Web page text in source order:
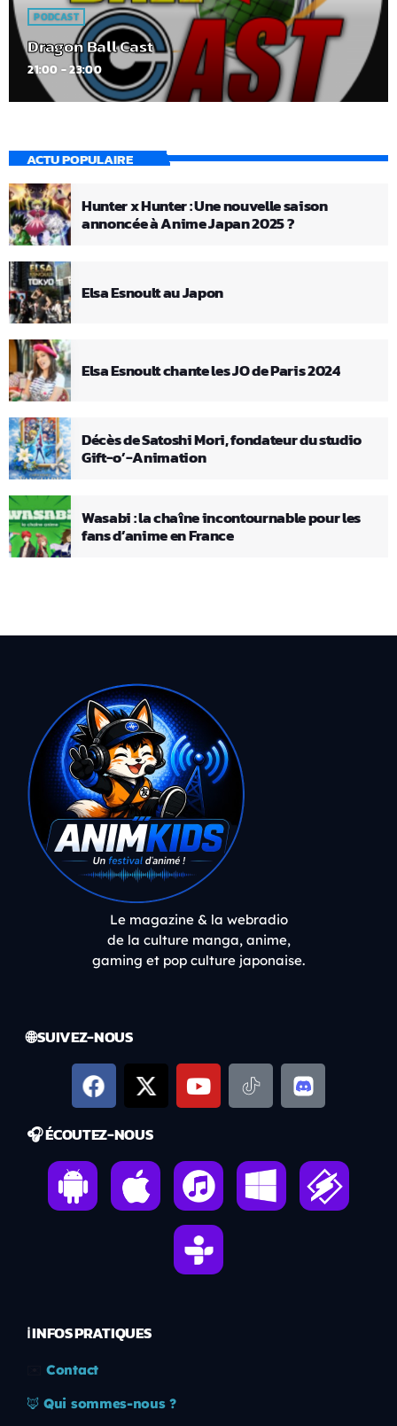
PODCAST
Dragon Ball Cast
21:00 - 23:00
ACTU POPULAIRE
Hunter x Hunter : Une nouvelle saison
annoncée à Anime Japan 2025 ?
Elsa Esnoult au Japon
Elsa Esnoult chante les JO de Paris 2024
Décès de Satoshi Mori, fondateur du studio
Gift-o’-Animation
Wasabi : la chaîne incontournable pour les
fans d’anime en France
Le magazine & la webradio
de la culture manga, anime,
gaming et pop culture japonaise.
🌐 SUIVEZ-NOUS
🎧 ÉCOUTEZ-NOUS
ℹ️ INFOS PRATIQUES
Contact
🦊 Qui sommes-nous ?